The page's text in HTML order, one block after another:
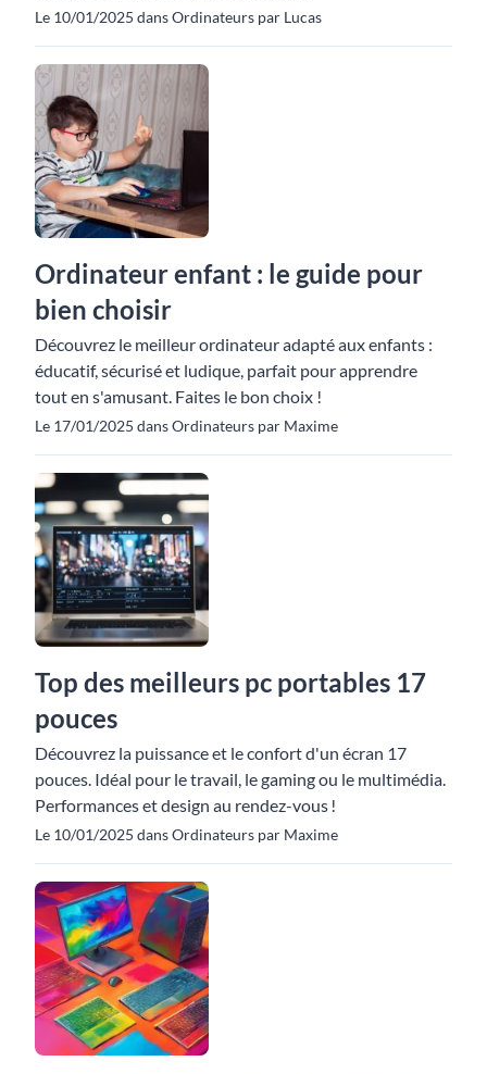
Le 10/01/2025 dans Ordinateurs par Lucas
Ordinateur enfant : le guide pour
bien choisir
Découvrez le meilleur ordinateur adapté aux enfants :
éducatif, sécurisé et ludique, parfait pour apprendre
tout en s'amusant. Faites le bon choix !
Le 17/01/2025 dans Ordinateurs par Maxime
Top des meilleurs pc portables 17
pouces
Découvrez la puissance et le confort d'un écran 17
pouces. Idéal pour le travail, le gaming ou le multimédia.
Performances et design au rendez-vous !
Le 10/01/2025 dans Ordinateurs par Maxime